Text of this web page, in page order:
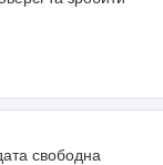
свободна